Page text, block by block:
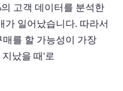
고객 데이터를 분석한
가 일어났습니다. 따라서
를 할 가능성이 가장
났을 때'로